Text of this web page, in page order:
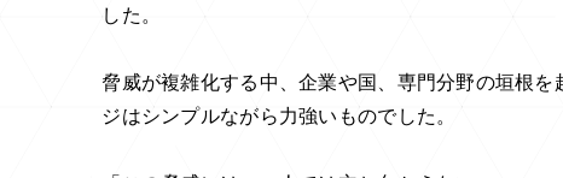
した。
脅威が複雑化する中、企業や国、専門分野の垣根
ジはシンプルながら力強いものでした。